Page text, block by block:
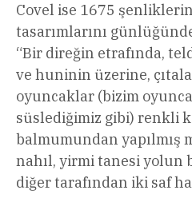
Covel ise 1675
tasarımlarını
“Bir direğin etrafında,
ve huninin üzerine,
oyuncaklar (bizim
süslediğimiz gibi) renkli
balmumundan yapılmış
nahıl, yirmi tanesi yolun
diğer tarafından iki saf